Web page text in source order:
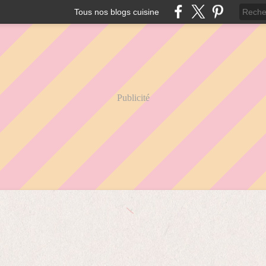
Tous nos blogs cuisine
Publicité